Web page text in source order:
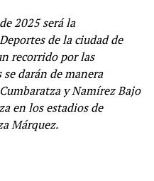
2025 será la
de la ciudad de
recorrido por las
darán de manera
y Namírez Bajo
en los estadios de
Márquez.